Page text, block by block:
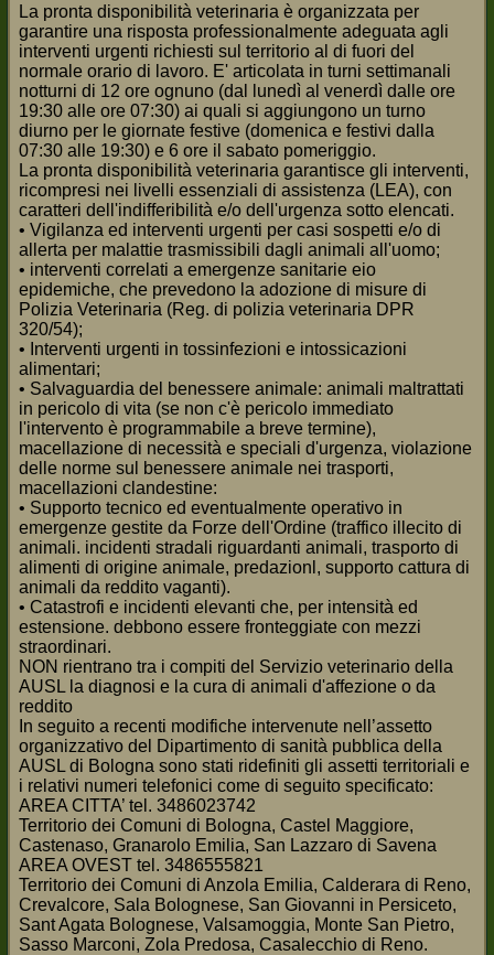
La pronta disponibilità veterinaria è organizzata per
garantire una risposta professionalmente adeguata agli
interventi urgenti richiesti sul territorio al di fuori del
normale orario di lavoro. E' articolata in turni settimanali
notturni di 12 ore ognuno (dal lunedì al venerdì dalle ore
19:30 alle ore 07:30) ai quali si aggiungono un turno
diurno per le giornate festive (domenica e festivi dalla
07:30 alle 19:30) e 6 ore il sabato pomeriggio.
La pronta disponibilità veterinaria garantisce gli interventi,
ricompresi nei livelli essenziali di assistenza (LEA), con
caratteri dell'indifferibilità e/o dell'urgenza sotto elencati.
• Vigilanza ed interventi urgenti per casi sospetti e/o di
allerta per malattie trasmissibili dagli animali all'uomo;
• interventi correlati a emergenze sanitarie eio
epidemiche, che prevedono la adozione di misure di
Polizia Veterinaria (Reg. di polizia veterinaria DPR
320/54);
• Interventi urgenti in tossinfezioni e intossicazioni
alimentari;
• Salvaguardia del benessere animale: animali maltrattati
in pericolo di vita (se non c'è pericolo immediato
l'intervento è programmabile a breve termine),
macellazione di necessità e speciali d'urgenza, violazione
delle norme sul benessere animale nei trasporti,
macellazioni clandestine:
• Supporto tecnico ed eventualmente operativo in
emergenze gestite da Forze dell'Ordine (traffico illecito di
animali. incidenti stradali riguardanti animali, trasporto di
alimenti di origine animale, predazionl, supporto cattura di
animali da reddito vaganti).
• Catastrofi e incidenti elevanti che, per intensità ed
estensione. debbono essere fronteggiate con mezzi
straordinari.
NON rientrano tra i compiti del Servizio veterinario della
AUSL la diagnosi e la cura di animali d'affezione o da
reddito
In seguito a recenti modifiche intervenute nell’assetto
organizzativo del Dipartimento di sanità pubblica della
AUSL di Bologna sono stati ridefiniti gli assetti territoriali e
i relativi numeri telefonici come di seguito specificato:
AREA CITTA’ tel. 3486023742
Territorio dei Comuni di Bologna, Castel Maggiore,
Castenaso, Granarolo Emilia, San Lazzaro di Savena
AREA OVEST tel. 3486555821
Territorio dei Comuni di Anzola Emilia, Calderara di Reno,
Crevalcore, Sala Bolognese, San Giovanni in Persiceto,
Sant Agata Bolognese, Valsamoggia, Monte San Pietro,
Sasso Marconi, Zola Predosa, Casalecchio di Reno.